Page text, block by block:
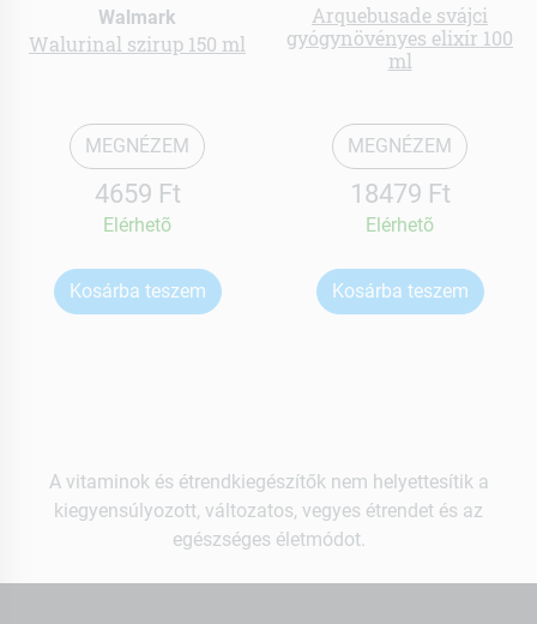
Walmark
Walurinal szirup 150 ml
MEGNÉZEM
4659 Ft
Elérhetõ
Kosárba teszem
Arquebusade svájci
gyógynövényes elixír 100
ml
MEGNÉZEM
18479 Ft
Elérhetõ
Kosárba teszem
A vitaminok és étrendkiegészítők nem helyettesítik a
kiegyensúlyozott, változatos, vegyes étrendet és az
egészséges életmódot.